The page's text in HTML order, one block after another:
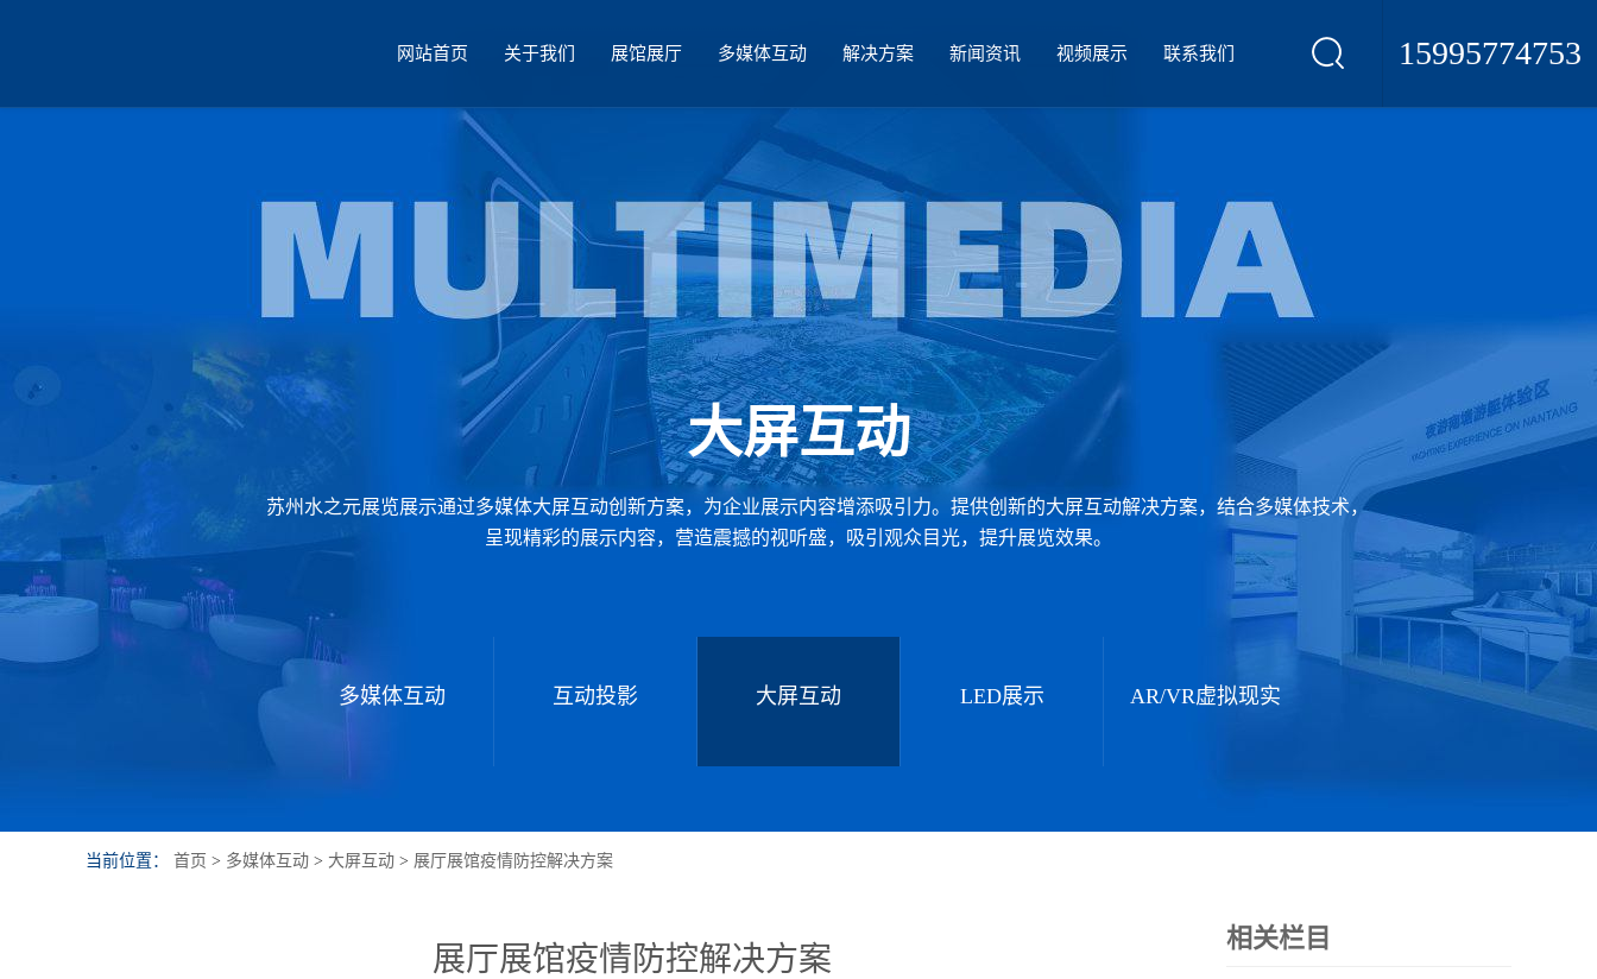
15995774753
网站首页 关于我们 展馆展厅 多媒体互动 解决方案 新闻资讯 视频展示 联系我们
大屏互动
苏州水之元展览展示通过多媒体大屏互动创新方案，为企业展示内容增添吸引力。提供创新的大屏互动解决方案，结合多媒体技术，
呈现精彩的展示内容，营造震撼的视听盛，吸引观众目光，提升展览效果。
多媒体互动 互动投影 大屏互动 LED展示 AR/VR虚拟现实
当前位置： 首页 > 多媒体互动 > 大屏互动 > 展厅展馆疫情防控解决方案
展厅展馆疫情防控解决方案
相关栏目